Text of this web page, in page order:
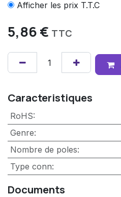
Afficher les prix T.T.C
5,86€ TTC
Caracteristiques
RoHS:
Genre:
Nombre de poles:
Type conn:
Documents